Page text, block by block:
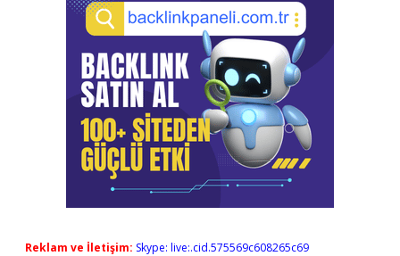
Reklam ve İletişim: Skype: live:.cid.575569c608265c69